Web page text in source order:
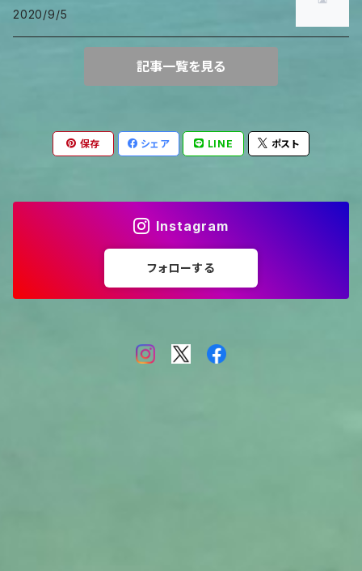
2020/9/5
記事一覧を見る
保存 シェア LINE ポスト
Instagram
フォローする